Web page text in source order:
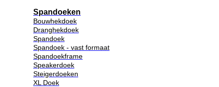
Spandoeken
Bouwhekdoek
Dranghekdoek
Spandoek
Spandoek - vast formaat
Spandoekframe
Speakerdoek
Steigerdoeken
XL Doek